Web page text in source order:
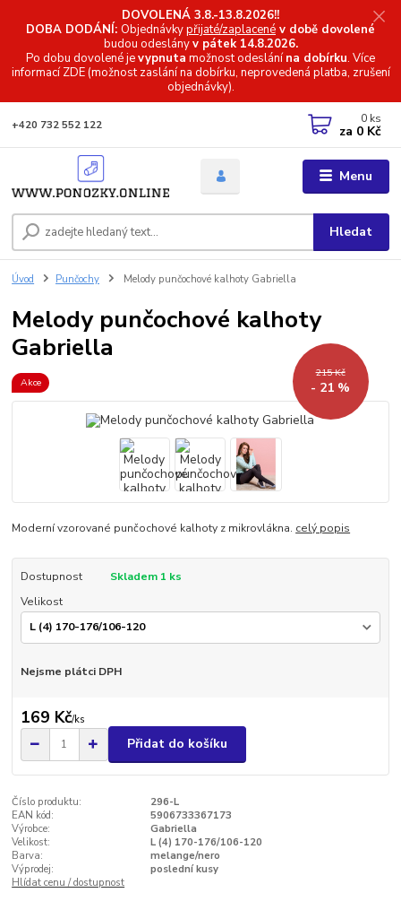
DOVOLENÁ 3.8.-13.8.2026!!
DOBA DODÁNÍ: Objednávkypřijaté/zaplacené v době dovolené
budou odeslányv pátek 14.8.2026.
Po dobu dovolené jevypnuta možnost odeslánína dobírku. Více
informacíZDE (možnost zaslání na dobírku, neprovedená platba, zrušení
objednávky).
Menu
Hledat
+420 732 552 122 0 ks
za 0 Kč
Úvod Punčochy Melody punčochové kalhoty Gabriella
Melody punčochové kalhoty
Gabriella
Akce
215 Kč
- 21 %
Moderní vzorované punčochové kalhoty z mikrovlákna. celý popis
Dostupnost
Skladem 1 ks
Velikost
Nejsme plátci DPH
169 Kč/ks
Přidat do košíku
Číslo produktu:
296-L
EAN kód:
5906733367173
Výrobce:
Gabriella
Velikost:
L (4) 170-176/106-120
Barva:
melange/nero
Výprodej:
poslední kusy
Hlídat cenu / dostupnost